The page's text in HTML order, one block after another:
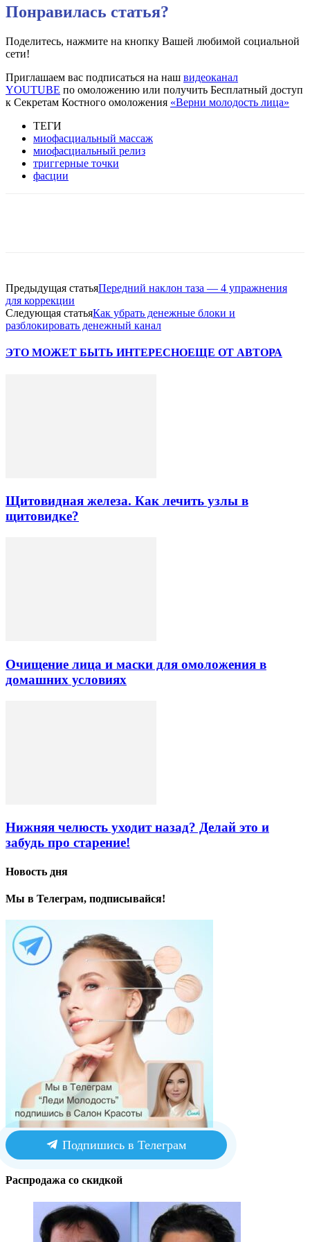
Понравилась статья?
Поделитесь, нажмите на кнопку Вашей любимой социальной
сети!
Приглашаем вас подписаться на наш видеоканал
YOUTUBE по омоложению или получить Бесплатный доступ
к Секретам Костного омоложения «Верни молодость лица»
ТЕГИ
миофасциальный массаж
миофасциальный релиз
триггерные точки
фасции
Предыдущая статьяПередний наклон таза — 4 упражнения
для коррекции
Следующая статьяКак убрать денежные блоки и
разблокировать денежный канал
ЭТО МОЖЕТ БЫТЬ ИНТЕРЕСНОЕЩЕ ОТ АВТОРА
Щитовидная железа. Как лечить узлы в
щитовидке?
Очищение лица и маски для омоложения в
домашних условиях
Нижняя челюсть уходит назад? Делай это и
забудь про старение!
Новость дня
Мы в Телеграм, подписывайся!
Подпишись в Телеграм
Распродажа со скидкой